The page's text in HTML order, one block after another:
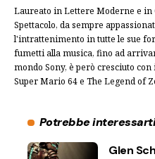
Laureato in Lettere Moderne e in
Spettacolo, da sempre
l'intrattenimento in tutte le sue
fumetti alla musica, fino ad
mondo Sony, è però cresciuto
Super Mario 64 e The Legend of
Potrebbe
Glen